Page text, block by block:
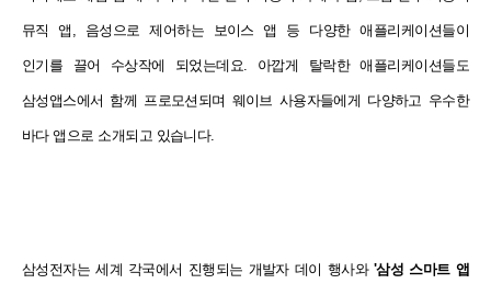
뮤직 앱, 음성으로 제어하는 보이스 앱 등 다양한 애플리케이션들이
인기를 끌어 수상작에 되었는데요. 아깝게 탈락한 애플리케이션들도
삼성앱스에서 함께 프로모션되며 웨이브 사용자들에게 다양하고 우수한
바다 앱으로 소개되고 있습니다.
삼성전자는 세계 각국에서 진행되는 개발자 데이 행사와 '삼성 스마트 앱